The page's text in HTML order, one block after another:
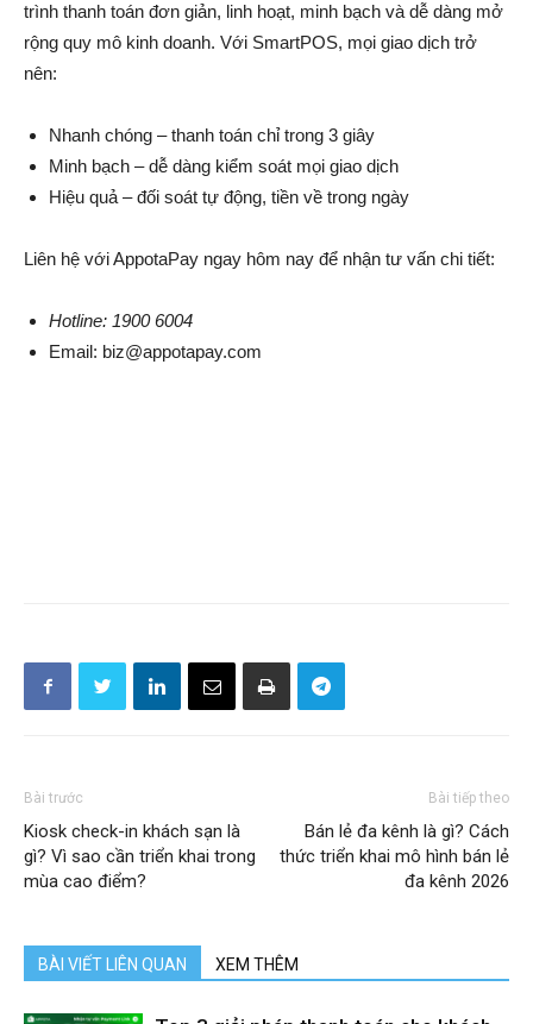
trình thanh toán đơn giản, linh hoạt, minh bạch và dễ dàng mở
rộng quy mô kinh doanh. Với SmartPOS, mọi giao dịch trở
nên:
Nhanh chóng – thanh toán chỉ trong 3 giây
Minh bạch – dễ dàng kiểm soát mọi giao dịch
Hiệu quả – đối soát tự động, tiền về trong ngày
Liên hệ với AppotaPay ngay hôm nay để nhận tư vấn chi tiết:
Hotline: 1900 6004
Email: biz@appotapay.com
Bài trước
Kiosk check-in khách sạn là
gì? Vì sao cần triển khai trong
mùa cao điểm?
Bài tiếp theo
Bán lẻ đa kênh là gì? Cách
thức triển khai mô hình bán lẻ
đa kênh 2026
BÀI VIẾT LIÊN QUAN XEM THÊM